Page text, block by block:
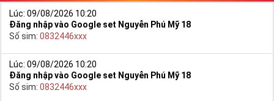
Hướng dẫn mua Sim Lục Quý 9 tại Simtiengiang.vn.
- Bạn cũng có thể mua sim bằng cách như sau:
+ Bước 1: Bạn truy cập vào truy cập vào Google gõ Simtiengiang.vn
+ Bước 2: Bạn chọn “Sim Lục Quý” ở danh mục “Sim theo loại”
ngay bên góc trái màn hình. Sau đó chọn Sim Lục Quý 9.
Lúc: 09/08/2026 10:20
Đăng nhập vào Google set Nguyễn Phú Mỹ 18
Số sim: 0832446xxx
Lúc: 09/08/2026 10:20
Đăng nhập vào Google set Nguyễn Phú Mỹ 18
Số sim: 0832446xxx